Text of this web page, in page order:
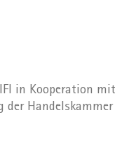
in Kooperation mit
der Handelskammer